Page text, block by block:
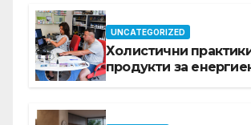
UNCATEGORIZED
Холистични
продукти за